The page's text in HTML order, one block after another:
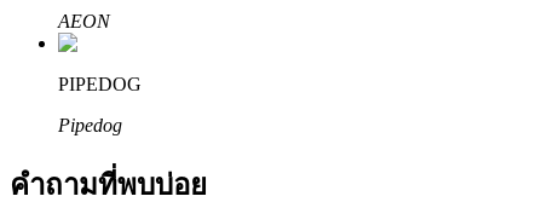
AEON
PIPEDOG
Pipedog
คำถามที่พบบ่อย